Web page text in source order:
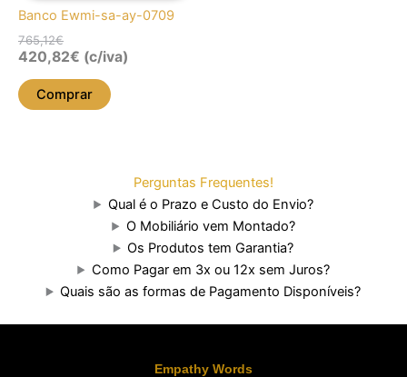
Banco Ewmi-sa-ay-0709
765,12€
420,82€ (c/iva)
Comprar
Perguntas Frequentes!
Qual é o Prazo e Custo do Envio?
O Mobiliário vem Montado?
Os Produtos tem Garantia?
Como Pagar em 3x ou 12x sem Juros?
Quais são as formas de Pagamento Disponíveis?
Empathy Words